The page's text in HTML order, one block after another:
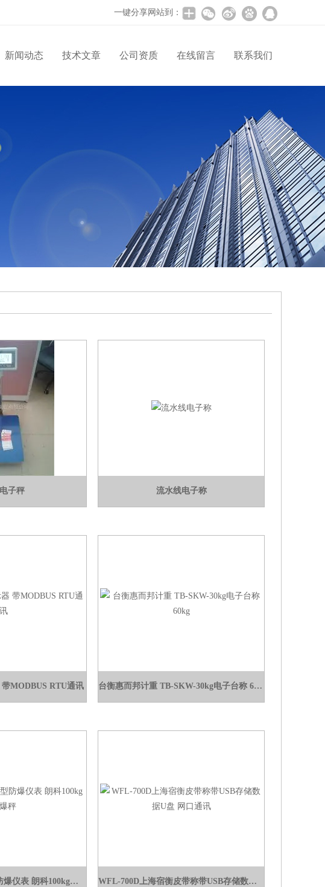
一键分享网站到：
新闻动态 技术文章 公司资质 在线留言 联系我们
子秤 流水线电子称
MODBUS RTU通讯 台衡惠而邦计重 TB-SKW-30kg电子台称 60kg
XK3150B-EX本安型防爆仪表 朗科100kg防爆秤 WFL-700D上海宿衡皮带称带USB存储数据U盘 网口通讯